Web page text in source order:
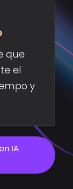
que
el
y
IA